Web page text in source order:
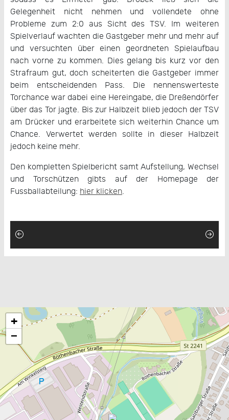
Gelegenheit nicht nehmen und vollendete ohne
Probleme zum 2:0 aus Sicht des TSV. Im weiteren
Spielverlauf wachten die Gastgeber mehr und mehr auf
und versuchten über einen geordneten Spielaufbau
nach vorne zu kommen. Dies gelang bis kurz vor den
Strafraum gut, doch scheiterten die Gastgeber immer
beim entscheidenden Pass. Die nennenswerteste
Torchance war dabei eine Hereingabe, die Dreßendörfer
über das Tor jagte. Bis zur Halbzeit blieb jedoch der TSV
am Drücker und erarbeitete sich weiterhin Chance um
Chance. Verwertet werden sollte in dieser Halbzeit
jedoch keine mehr.
Den kompletten Spielbericht samt Aufstellung, Wechsel
und Torschützen gibts auf der Homepage der
Fussballabteilung: hier klicken.
+
−